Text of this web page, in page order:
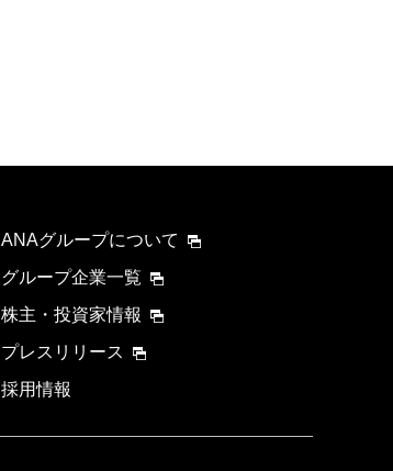
ANAグループについて
グループ企業一覧
株主・投資家情報
プレスリリース
採用情報